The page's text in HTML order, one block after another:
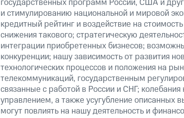
государственных программ России, США и
и стимулированию национальной и мировой
кредитный рейтинг и воздействие на
снижения такового; стратегическую
интеграции приобретенных бизнесов;
конкуренции; нашу зависимость от развития
технологических процессов и положения на
телекоммуникаций, государственным
связанные с работой в России и СНГ;
управлением, а также усугубление описанных
могут повлиять на нашу деятельность и